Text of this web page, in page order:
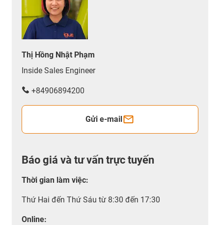
Thị Hồng Nhật Phạm
Inside Sales Engineer
+84906894200
Gửi e-mail
Báo giá và tư vấn trực tuyến
Thời gian làm việc:
Thứ Hai đến Thứ Sáu từ 8:30 đến 17:30
Online: